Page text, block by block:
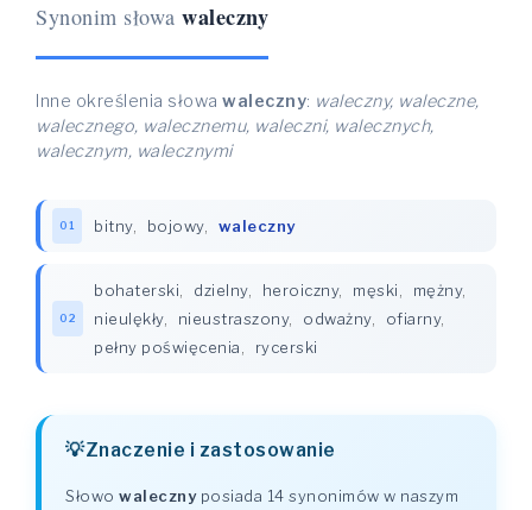
Synonim słowa waleczny
Inne określenia słowa waleczny: waleczny, waleczne,
walecznego, walecznemu, waleczni, walecznych,
walecznym, walecznymi
01 bitny, bojowy, waleczny
02
bohaterski dzielny, heroiczny, męski mężny,
nieulękły, nieustraszony, odważny, ofiarny,
pełny poświęcenia
rycerski
Znaczenie i zastosowanie
Słowo walecznyposiada 14 synonimów w naszym